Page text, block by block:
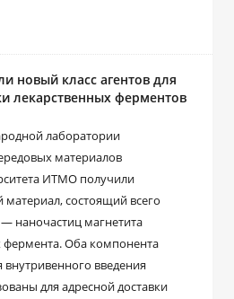
новый класс агентов для
лекарственных ферментов
лаборатории
материалов
ИТМО получили
состоящий всего
наночастиц магнетита
фермента. Оба компонента
введения
для адресной доставки